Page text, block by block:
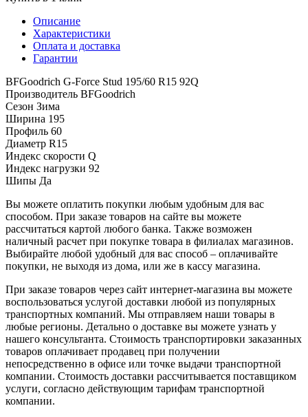
Описание
Характеристики
Оплата и доставка
Гарантии
BFGoodrich G-Force Stud 195/60 R15 92Q
Производитель BFGoodrich
Сезон Зима
Ширина 195
Профиль 60
Диаметр R15
Индекс скорости Q
Индекс нагрузки 92
Шипы Да
Вы можете оплатить покупки любым удобным для вас
способом. При заказе товаров на сайте вы можете
рассчитаться картой любого банка. Также возможен
наличный расчет при покупке товара в филиалах магазинов.
Выбирайте любой удобный для вас способ – оплачивайте
покупки, не выходя из дома, или же в кассу магазина.
При заказе товаров через сайт интернет-магазина вы можете
воспользоваться услугой доставки любой из популярных
транспортных компаний. Мы отправляем наши товары в
любые регионы. Детально о доставке вы можете узнать у
нашего консультанта. Стоимость транспортировки заказанных
товаров оплачивает продавец при получении
непосредственно в офисе или точке выдачи транспортной
компании. Стоимость доставки рассчитывается поставщиком
услуги, согласно действующим тарифам транспортной
компании.